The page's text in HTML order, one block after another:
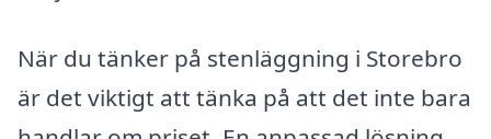
När du tänker på stenläggning i Storebro
är det viktigt att tänka på att det inte bara